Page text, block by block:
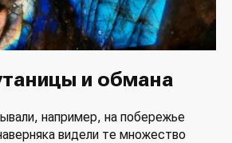
и обмана
например, на побережье
видели те множество